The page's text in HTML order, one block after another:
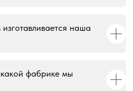
наша
фабрике мы
оферты.
согласия запрещено